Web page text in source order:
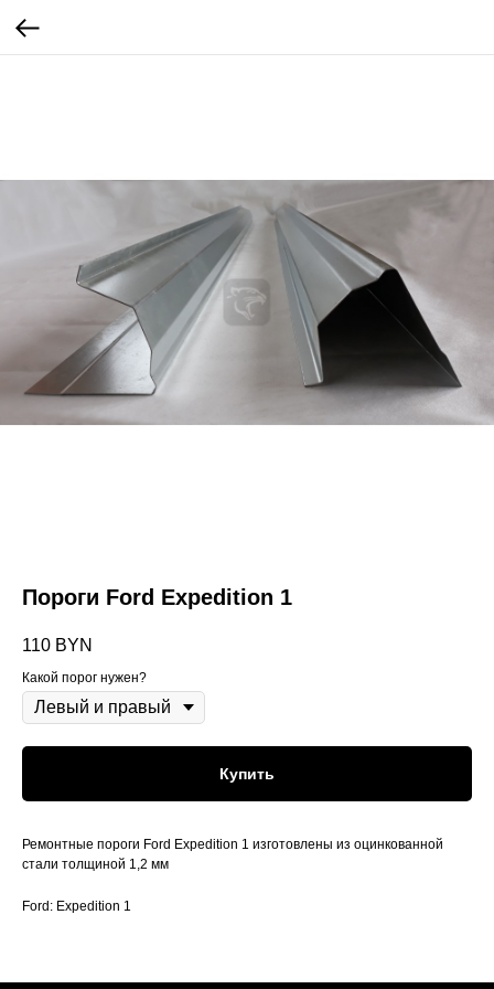
Пороги Ford Expedition 1
110 BYN
Какой порог нужен?
Купить
Ремонтные пороги Ford Expedition 1 изготовлены из оцинкованной
стали толщиной 1,2 мм
Ford: Expedition 1